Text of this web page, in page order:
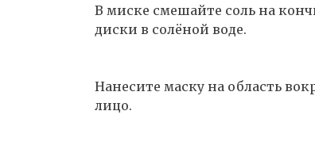
В миске смешайте соль на
диски в солёной воде.
Нанесите маску на область
лицо.